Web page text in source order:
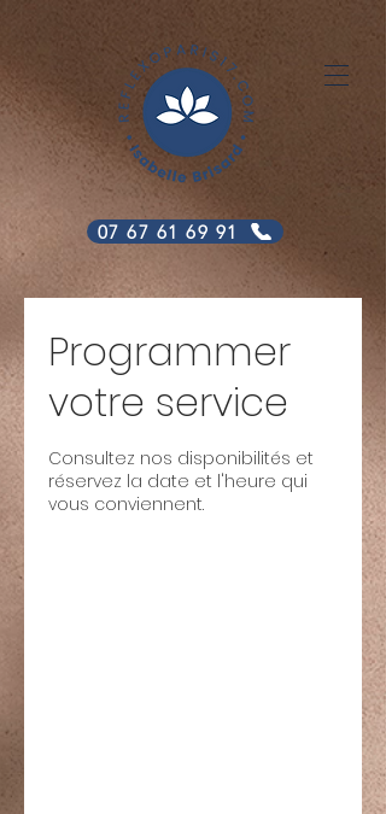
07 67 61 69 91
Programmer
votre service
Consultez nos disponibilités et
réservez la date et l'heure qui
vous conviennent.